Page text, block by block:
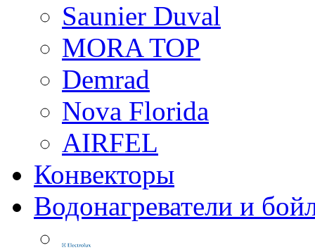
Saunier Duval
MORA TOP
Demrad
Nova Florida
AIRFEL
Конвекторы
Водонагреватели и